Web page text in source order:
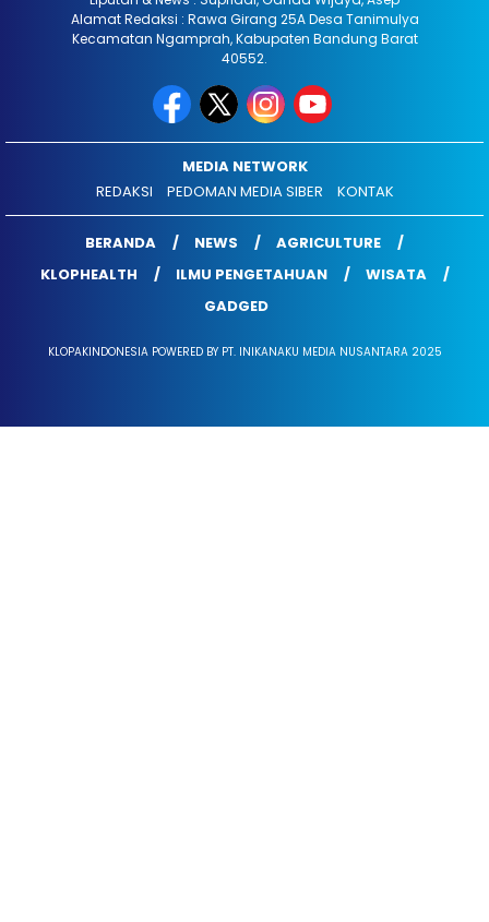
Alamat Redaksi : Rawa Girang 25A Desa Tanimulya
Kecamatan Ngamprah, Kabupaten Bandung Barat
40552.
MEDIA NETWORK
REDAKSI
PEDOMAN MEDIA SIBER KONTAK
BERANDA NEWS
AGRICULTURE
KLOPHEALTH
ILMU PENGETAHUAN
WISATA
GADGED
KLOPAKINDONESIA POWERED BY PT. INIKANAKU MEDIA NUSANTARA 2025